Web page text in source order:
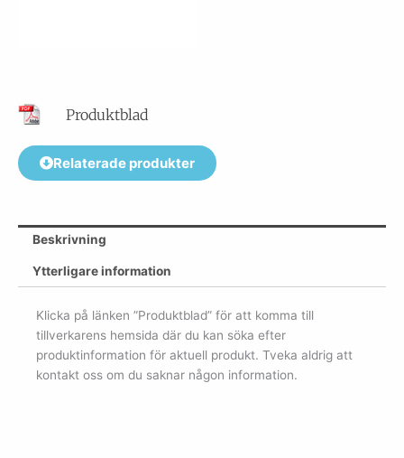
Produktblad
Relaterade produkter
Beskrivning
Ytterligare information
Klicka på länken ”Produktblad” för att komma till
tillverkarens hemsida där du kan söka efter
produktinformation för aktuell produkt. Tveka aldrig att
kontakt oss om du saknar någon information.